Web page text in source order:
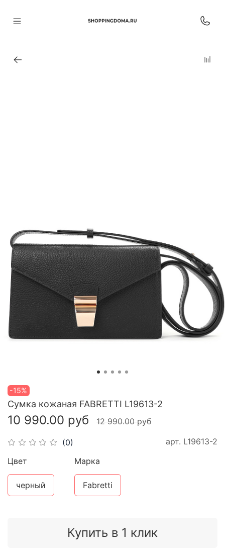
-15%
(0) арт. L19613-2
Сумка кожаная FABRETTI L19613-2
10 990.00 руб 12 990.00 руб
Купить в 1 клик
Цвет
черный
Марка
Fabretti